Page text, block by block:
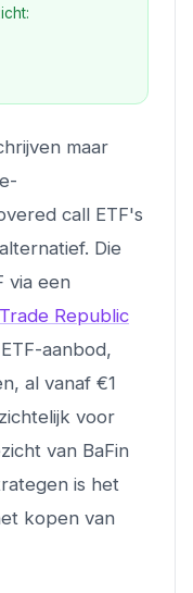
maar
call ETF's
Die
via een
Trade Republic
aanbod,
al vanaf €1
voor
van BaFin
is het
kopen van